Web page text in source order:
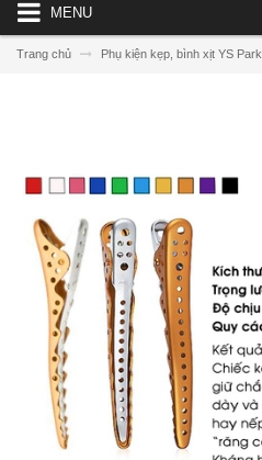
MENU
Trang chủ Phụ kiện kẹp, bình xịt YS Park